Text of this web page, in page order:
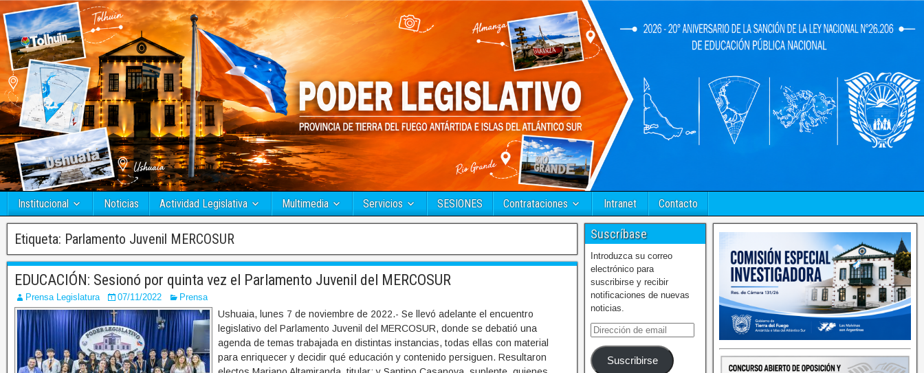
Institucional Noticias Actividad Legislativa Multimedia Servicios SESIONES Contrataciones Intranet Contacto
Etiqueta: Parlamento Juvenil MERCOSUR
EDUCACIÓN: Sesionó por quinta vez el Parlamento Juvenil del MERCOSUR
Prensa Legislatura 07/11/2022 Prensa
Ushuaia, lunes 7 de noviembre de 2022.- Se llevó adelante el encuentro
legislativo del Parlamento Juvenil del MERCOSUR, donde se debatió una
agenda de temas trabajada en distintas instancias, todas ellas con material
para enriquecer y decidir qué educación y contenido persiguen. Resultaron
Suscríbase
Introduzca su correo
electrónico para
suscribirse y recibir
notificaciones de nuevas
noticias.
Suscribirse